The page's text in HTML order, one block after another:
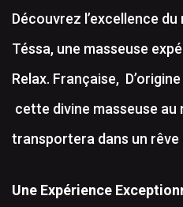
Découvrez l’excellence
Téssa, une masseuse
Relax. Française,
cette divine masseuse au
transportera dans un rêve
Une Expérience